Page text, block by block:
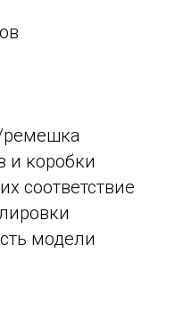
ремешка
и коробки
соответствие
модели